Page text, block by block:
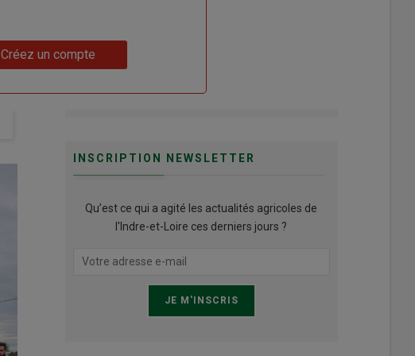
Créez un compte
INSCRIPTION NEWSLETTER
Qu’est ce qui a agité les actualités agricoles de
l'Indre-et-Loire ces derniers jours ?